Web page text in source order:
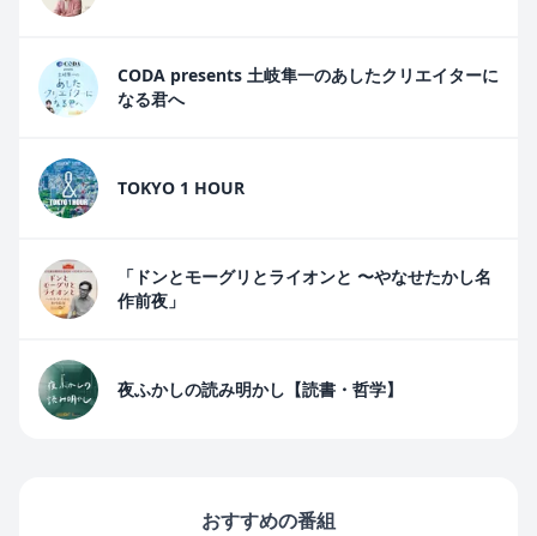
CODA presents 土岐隼一のあしたクリエイターに
なる君へ
TOKYO 1 HOUR
「ドンとモーグリとライオンと 〜やなせたかし名
作前夜」
夜ふかしの読み明かし【読書・哲学】
おすすめの番組